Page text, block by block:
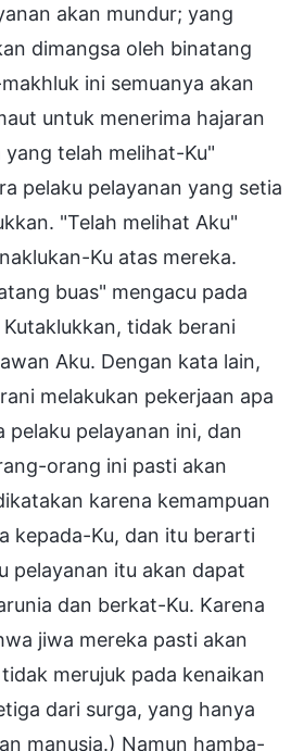
akan mundur; yang
dimangsa oleh binatang
ini semuanya akan
untuk menerima hajaran
yang telah melihat-Ku"
pelaku pelayanan yang setia
"Telah melihat Aku"
Ku atas mereka.
buas" mengacu pada
tidak berani
Aku. Dengan kata lain,
melakukan pekerjaan apa
pelaku pelayanan ini, dan
orang ini pasti akan
karena kemampuan
kepada-Ku, dan itu berarti
pelayanan itu akan dapat
dan berkat-Ku. Karena
jiwa mereka pasti akan
merujuk pada kenaikan
dari surga, yang hanya
manusia.) Namun hamba-